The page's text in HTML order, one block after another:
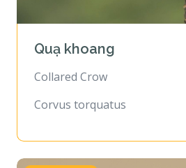
Quạ khoang
Collared Crow
Corvus torquatus